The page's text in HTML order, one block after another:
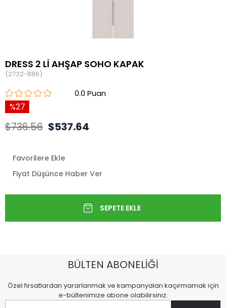
DRESS 2 Lİ AHŞAP SOHO KAPAK
(2732-886)
0.0
27
$736.56 $537.64
Favorilere Ekle
Fiyat Düşünce Haber Ver
BÜLTEN ABONELİĞİ
Özel fırsatlardan yararlanmak ve kampanyaları kaçırmamak için
e-bültenimize abone olabilirsiniz.